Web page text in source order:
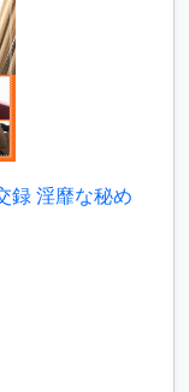
録 淫靡な秘め